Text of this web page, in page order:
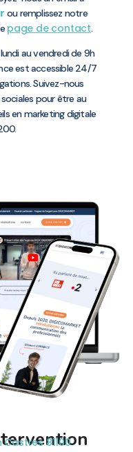
ou remplissez notre
page de contact.
au vendredi de 9h
est accessible 24/7
Suivez-nous
pour être au
en marketing digitale
81100